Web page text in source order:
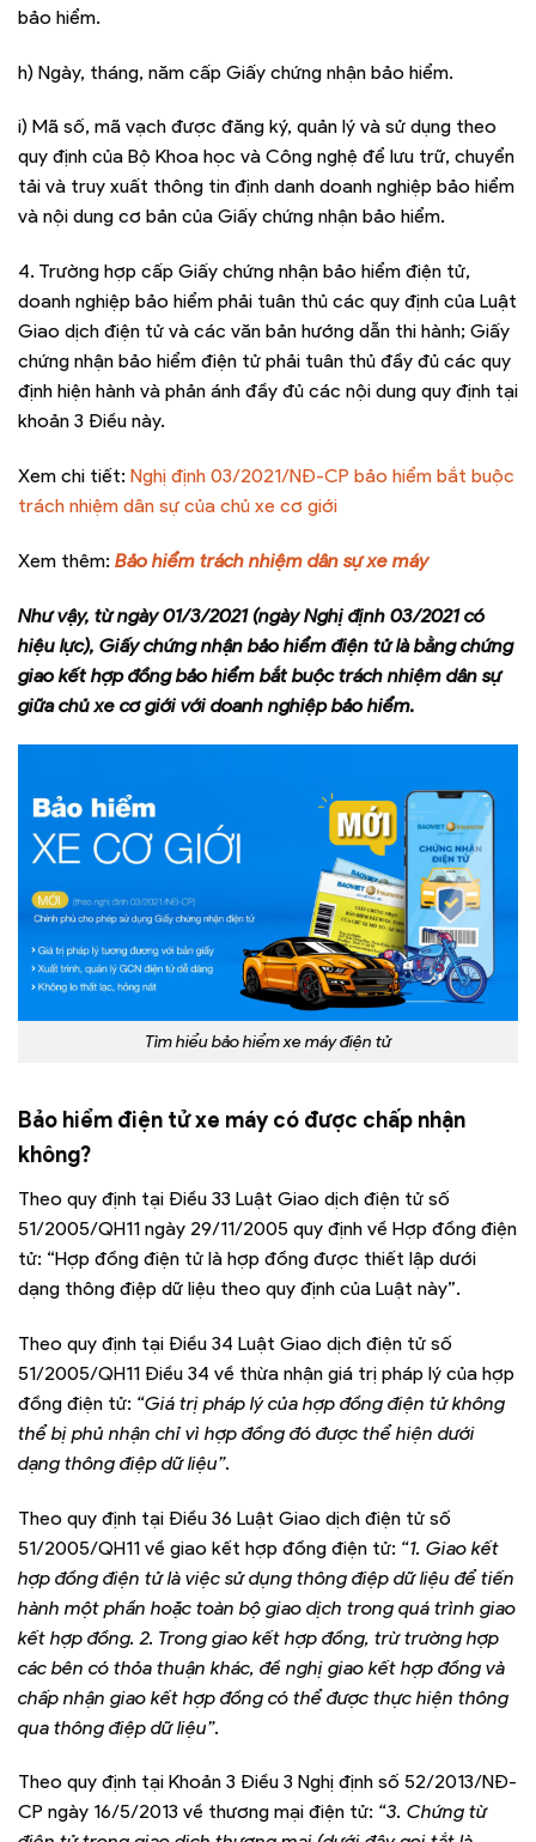
bảo hiểm.
h) Ngày, tháng, năm cấp Giấy chứng nhận bảo hiểm.
i) Mã số, mã vạch được đăng ký, quản lý và sử dụng theo
quy định của Bộ Khoa học và Công nghệ để lưu trữ, chuyển
tải và truy xuất thông tin định danh doanh nghiệp bảo hiểm
và nội dung cơ bản của Giấy chứng nhận bảo hiểm.
4. Trường hợp cấp Giấy chứng nhận bảo hiểm điện tử,
doanh nghiệp bảo hiểm phải tuân thủ các quy định của Luật
Giao dịch điện tử và các văn bản hướng dẫn thi hành; Giấy
chứng nhận bảo hiểm điện tử phải tuân thủ đầy đủ các quy
định hiện hành và phản ánh đầy đủ các nội dung quy định tại
khoản 3 Điều này.
Xem chi tiết: Nghị định 03/2021/NĐ-CP bảo hiểm bắt buộc
trách nhiệm dân sự của chủ xe cơ giới
Xem thêm: Bảo hiểm trách nhiệm dân sự xe máy
Như vậy, từ ngày 01/3/2021 (ngày Nghị định 03/2021 có
hiệu lực), Giấy chứng nhận bảo hiểm điện tử là bằng chứng
giao kết hợp đồng bảo hiểm bắt buộc trách nhiệm dân sự
giữa chủ xe cơ giới với doanh nghiệp bảo hiểm.
Tìm hiểu bảo hiểm xe máy điện tử
Bảo hiểm điện tử xe máy có được chấp nhận
không?
Theo quy định tại Điều 33 Luật Giao dịch điện tử số
51/2005/QH11 ngày 29/11/2005 quy định về Hợp đồng điện
tử: “Hợp đồng điện tử là hợp đồng được thiết lập dưới
dạng thông điệp dữ liệu theo quy định của Luật này”.
Theo quy định tại Điều 34 Luật Giao dịch điện tử số
51/2005/QH11 Điều 34 về thừa nhận giá trị pháp lý của hợp
đồng điện tử: “Giá trị pháp lý của hợp đồng điện tử không
thể bị phủ nhận chỉ vì hợp đồng đó được thể hiện dưới
dạng thông điệp dữ liệu”.
Theo quy định tại Điều 36 Luật Giao dịch điện tử số
51/2005/QH11 về giao kết hợp đồng điện tử: “1. Giao kết
hợp đồng điện tử là việc sử dụng thông điệp dữ liệu để tiến
hành một phần hoặc toàn bộ giao dịch trong quá trình giao
kết hợp đồng. 2. Trong giao kết hợp đồng, trừ trường hợp
các bên có thỏa thuận khác, đề nghị giao kết hợp đồng và
chấp nhận giao kết hợp đồng có thể được thực hiện thông
qua thông điệp dữ liệu”.
Theo quy định tại Khoản 3 Điều 3 Nghị định số 52/2013/NĐ-
CP ngày 16/5/2013 về thương mại điện tử: “3. Chứng từ